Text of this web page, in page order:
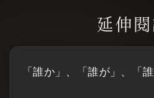
「誰か」、「誰が」、「